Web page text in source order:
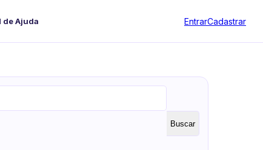
de Ajuda EntrarCadastrar
Buscar